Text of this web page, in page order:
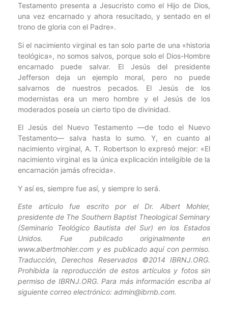
Testamento presenta a Jesucristo como el Hijo de Dios,
una vez encarnado y ahora resucitado, y sentado en el
trono de gloria con el Padre».
Si el nacimiento virginal es tan solo parte de una «historia
teológica», no somos salvos, porque solo el Dios-Hombre
encarnado puede salvar. El Jesús del presidente
Jefferson deja un ejemplo moral, pero no puede
salvarnos de nuestros pecados. El Jesús de los
modernistas era un mero hombre y el Jesús de los
moderados poseía un cierto tipo de divinidad.
El Jesús del Nuevo Testamento —de todo el Nuevo
Testamento— salva hasta lo sumo. Y, en cuanto al
nacimiento virginal, A. T. Robertson lo expresó mejor: «El
nacimiento virginal es la única explicación inteligible de la
encarnación jamás ofrecida».
Y así es, siempre fue así, y siempre lo será.
Este artículo fue escrito por el Dr. Albert Mohler,
presidente de The Southern Baptist Theological Seminary
(Seminario Teológico Bautista del Sur) en los Estados
Unidos. Fue publicado originalmente en
www.albertmohler.com y es publicado aquí con permiso.
Traducción, Derechos Reservados ©2014 IBRNJ.ORG.
Prohibida la reproducción de estos artículos y fotos sin
permiso de IBRNJ.ORG. Para más información escriba al
siguiente correo electrónico: admin@ibrnb.com.